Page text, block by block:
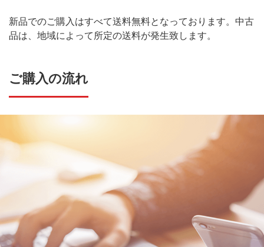
新品でのご購入はすべて送料無料となっております。中古
品は、地域によって所定の送料が発生致します。
ご購入の流れ